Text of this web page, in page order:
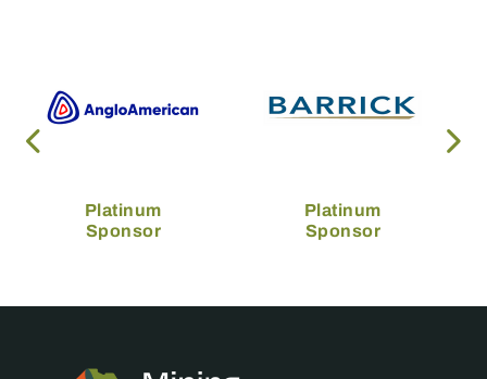
Platinum
Sponsor
Platinum
Sponsor